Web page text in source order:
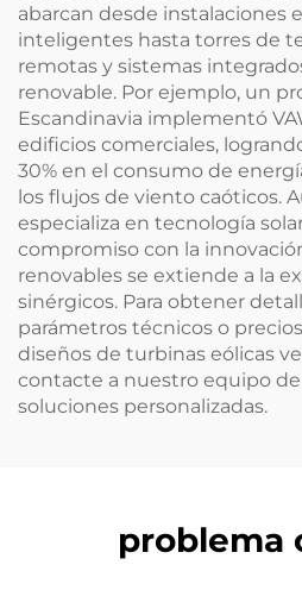
abarcan desde instalaciones
inteligentes hasta torres de
remotas y sistemas
renovable. Por ejemplo, un
Escandinavia implementó
edificios comerciales,
30% en el consumo de
los flujos de viento caóticos.
especializa en tecnología
compromiso con la
renovables se extiende a la
sinérgicos. Para obtener
parámetros técnicos o
diseños de turbinas eólicas
contacte a nuestro equipo
soluciones personalizadas.
problema